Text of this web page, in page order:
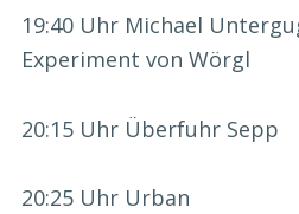
19:40 Uhr Michael
Experiment von Wörgl
20:15 Uhr Überfuhr Sepp
20:25 Uhr Urban